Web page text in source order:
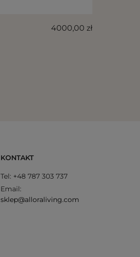
4000,00 zł
KONTAKT
Tel: +48 787 303 737
Email:
sklep@alloraliving.com